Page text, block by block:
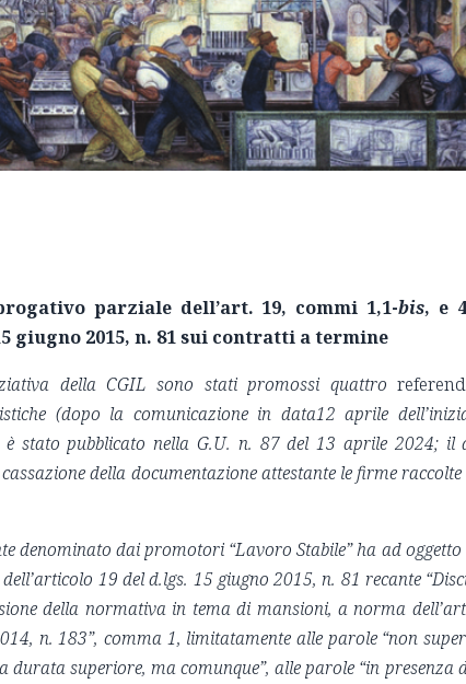
parziale dell’art. 19, commi 1,1-bis, e
giugno 2015, n. 81 sui contratti a termine
della CGIL sono stati promossi quattro
(dopo la comunicazione in data12 aprile
è stato pubblicato nella G.U. n. 87 del 13 aprile 2024; il
della documentazione attestante le firme
denominato dai promotori “Lavoro Stabile” ha ad oggetto
19 del d.lgs. 15 giugno 2015, n. 81 recante
della normativa in tema di mansioni, a norma
n. 183”, comma 1, limitatamente alle parole “non
superiore, ma comunque”, alle parole “in presenza